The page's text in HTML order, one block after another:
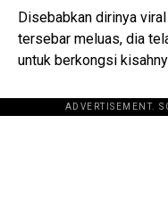
Disebabkan dirinya
tersebar meluas, dia
untuk berkongsi
ADVERTISEMENT.